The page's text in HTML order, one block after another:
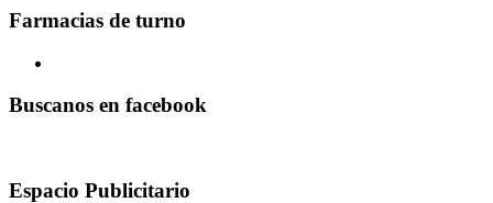
Farmacias de turno
Buscanos en facebook
Espacio Publicitario